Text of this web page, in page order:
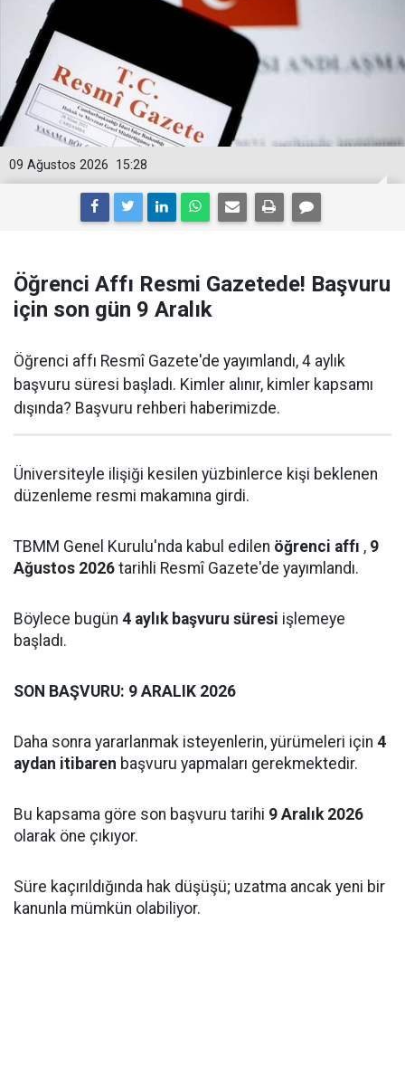
15:28
09 Ağustos 2026
Öğrenci Affı Resmi Gazetede! Başvuru
için son gün 9 Aralık
Öğrenci affı Resmî Gazete'de yayımlandı, 4 aylık
başvuru süresi başladı. Kimler alınır, kimler kapsamı
dışında? Başvuru rehberi haberimizde.
Üniversiteyle ilişiği kesilen yüzbinlerce kişi beklenen
düzenleme resmi makamına girdi.
TBMM Genel Kurulu'nda kabul edilen öğrenci affı , 9
Ağustos 2026 tarihli Resmî Gazete'de yayımlandı.
Böylece bugün 4 aylık başvuru süresi işlemeye
başladı.
SON BAŞVURU: 9 ARALIK 2026
Daha sonra yararlanmak isteyenlerin, yürümeleri için 4
aydan itibaren başvuru yapmaları gerekmektedir.
Bu kapsama göre son başvuru tarihi 9 Aralık 2026
olarak öne çıkıyor.
Süre kaçırıldığında hak düşüşü; uzatma ancak yeni bir
kanunla mümkün olabiliyor.